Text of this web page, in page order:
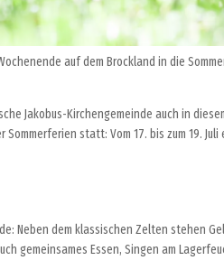
auf dem Brockland in die
Jakobus-Kirchengemeinde auch in
statt: Vom 17. bis zum 19.
Neben dem klassischen Zelten stehen
gemeinsames Essen, Singen am